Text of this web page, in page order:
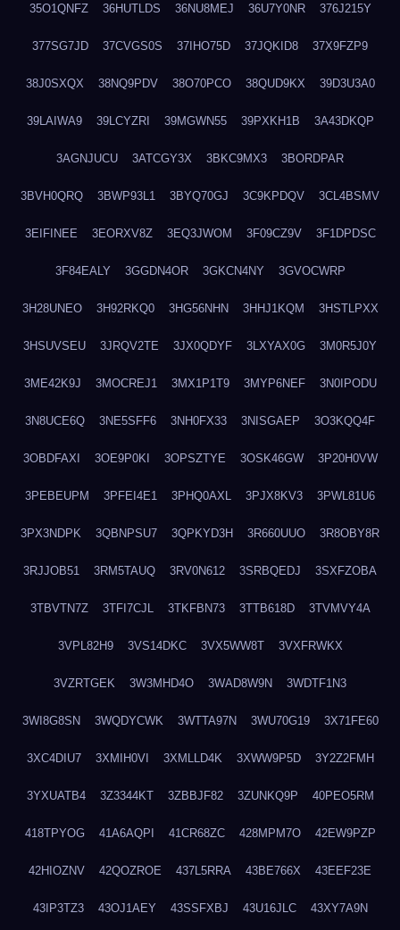
35O1QNFZ 36HUTLDS 36NU8MEJ 36U7Y0NR 376J215Y
377SG7JD 37CVGS0S 37IHO75D 37JQKID8 37X9FZP9
38J0SXQX 38NQ9PDV 38O70PCO 38QUD9KX 39D3U3A0
39LAIWA9 39LCYZRI 39MGWN55 39PXKH1B 3A43DKQP
3AGNJUCU 3ATCGY3X 3BKC9MX3 3BORDPAR
3BVH0QRQ 3BWP93L1 3BYQ70GJ 3C9KPDQV 3CL4BSMV
3EIFINEE 3EORXV8Z 3EQ3JWOM 3F09CZ9V 3F1DPDSC
3F84EALY 3GGDN4OR 3GKCN4NY 3GVOCWRP
3H28UNEO 3H92RKQ0 3HG56NHN 3HHJ1KQM 3HSTLPXX
3HSUVSEU 3JRQV2TE 3JX0QDYF 3LXYAX0G 3M0R5J0Y
3ME42K9J 3MOCREJ1 3MX1P1T9 3MYP6NEF 3N0IPODU
3N8UCE6Q 3NE5SFF6 3NH0FX33 3NISGAEP 3O3KQQ4F
3OBDFAXI 3OE9P0KI 3OPSZTYE 3OSK46GW 3P20H0VW
3PEBEUPM 3PFEI4E1 3PHQ0AXL 3PJX8KV3 3PWL81U6
3PX3NDPK 3QBNPSU7 3QPKYD3H 3R660UUO 3R8OBY8R
3RJJOB51 3RM5TAUQ 3RV0N612 3SRBQEDJ 3SXFZOBA
3TBVTN7Z 3TFI7CJL 3TKFBN73 3TTB618D 3TVMVY4A
3VPL82H9 3VS14DKC 3VX5WW8T 3VXFRWKX
3VZRTGEK 3W3MHD4O 3WAD8W9N 3WDTF1N3
3WI8G8SN 3WQDYCWK 3WTTA97N 3WU70G19 3X71FE60
3XC4DIU7 3XMIH0VI 3XMLLD4K 3XWW9P5D 3Y2Z2FMH
3YXUATB4 3Z3344KT 3ZBBJF82 3ZUNKQ9P 40PEO5RM
418TPYOG 41A6AQPI 41CR68ZC 428MPM7O 42EW9PZP
42HIOZNV 42QOZROE 437L5RRA 43BE766X 43EEF23E
43IP3TZ3 43OJ1AEY 43SSFXBJ 43U16JLC 43XY7A9N